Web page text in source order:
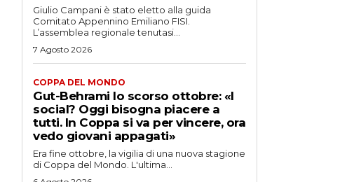
Giulio Campani è stato eletto alla guida
Comitato Appennino Emiliano FISI.
L’assemblea regionale tenutasi...
7 Agosto 2026
COPPA DEL MONDO
Gut-Behrami lo scorso ottobre: «I
social? Oggi bisogna piacere a
tutti. In Coppa si va per vincere, ora
vedo giovani appagati»
Era fine ottobre, la vigilia di una nuova stagione
di Coppa del Mondo. L'ultima...